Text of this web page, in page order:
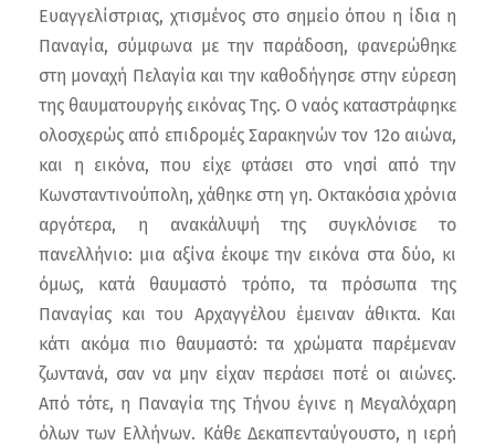
Ευαγγελίστριας, χτισμένος στο σημείο όπου η ίδια η
Παναγία, σύμφωνα με την παράδοση, φανερώθηκε
στη μοναχή Πελαγία και την καθοδήγησε στην εύρεση
της θαυματουργής εικόνας Της. Ο ναός καταστράφηκε
ολοσχερώς από επιδρομές Σαρακηνών τον 12ο αιώνα,
και η εικόνα, που είχε φτάσει στο νησί από την
Κωνσταντινούπολη, χάθηκε στη γη. Οκτακόσια χρόνια
αργότερα, η ανακάλυψή της συγκλόνισε το
πανελλήνιο: μια αξίνα έκοψε την εικόνα στα δύο, κι
όμως, κατά θαυμαστό τρόπο, τα πρόσωπα της
Παναγίας και του Αρχαγγέλου έμειναν άθικτα. Και
κάτι ακόμα πιο θαυμαστό: τα χρώματα παρέμεναν
ζωντανά, σαν να μην είχαν περάσει ποτέ οι αιώνες.
Από τότε, η Παναγία της Τήνου έγινε η Μεγαλόχαρη
όλων των Ελλήνων. Κάθε Δεκαπενταύγουστο, η ιερή